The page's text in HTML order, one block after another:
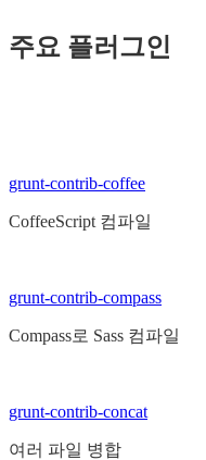
주요 플러그인
grunt-contrib-coffee
CoffeeScript 컴파일
grunt-contrib-compass
Compass로 Sass 컴파일
grunt-contrib-concat
여러 파일 병합